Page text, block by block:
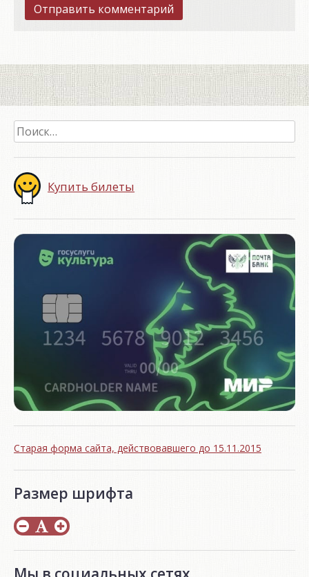
Найти:
Купить билеты
Старая форма сайта, действовавшего до 15.11.2015
Размер шрифта